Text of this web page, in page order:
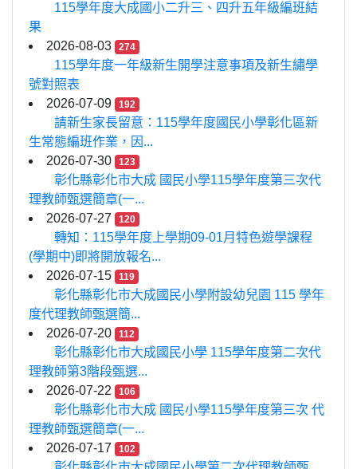
115學年度大成國小二升三、四升五年級編班結
果
2026-08-03
274
115學年度一年級新生開學注意事項及新生繡學
號對照表
2026-07-09
192
請新生家長留意：115學年度國民小學彰化區新
生常態編班作業，因...
2026-07-30
123
彰化縣彰化市大成 國民小學115學年度第三次代
理教師甄選簡章(一...
2026-07-27
120
轉知：115學年度上學期09-01月特色遊學課程
(學期中)即將開放報名...
2026-07-15
119
彰化縣彰化市大成國民小學附設幼兒園 115 學年
度代理教師甄選簡...
2026-07-20
112
彰化縣彰化市大成國民小學 115學年度第二次代
理教師第3階段甄選...
2026-07-22
106
彰化縣彰化市大成 國民小學115學年度第三次 代
理教師甄選簡章(一...
2026-07-17
102